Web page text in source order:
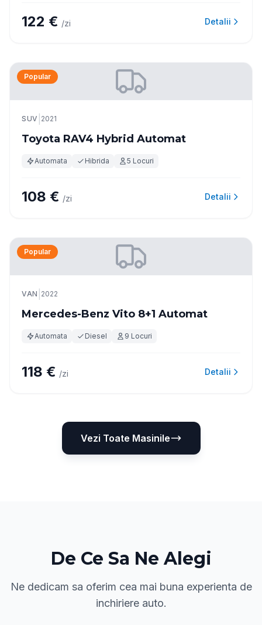
122 € /zi Detalii
Popular
SUV 2021
Toyota RAV4 Hybrid Automat
Automata Hibrida 5 Locuri
108 € /zi Detalii
Popular
VAN 2022
Mercedes-Benz Vito 8+1 Automat
Automata Diesel 9 Locuri
118 € /zi Detalii
Vezi Toate Masinile
De Ce Sa Ne Alegi
Ne dedicam sa oferim cea mai buna experienta de
inchiriere auto.